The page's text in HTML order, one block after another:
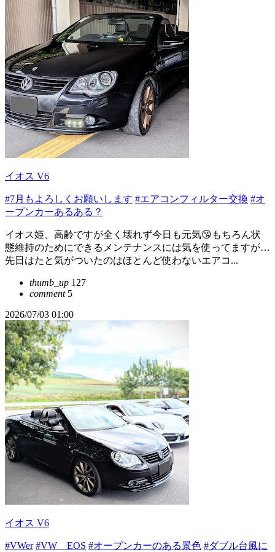
イオス V6
#7月もよろしくお願いします #エアコンフィルター交換 #オ
ープンカーあるある？
イオス姫、高齢ですが全く壊れず今日も元気😘もちろん状
態維持のためにできるメンテナンスには気を使ってますが…
先日はたと気がついたのはほとんど使わないエアコ...
thumb_up 127
comment5
2026/07/03 01:00
イオス V6
#VWer #VW EOS #オープンカーのある景色 #ダブル台風に